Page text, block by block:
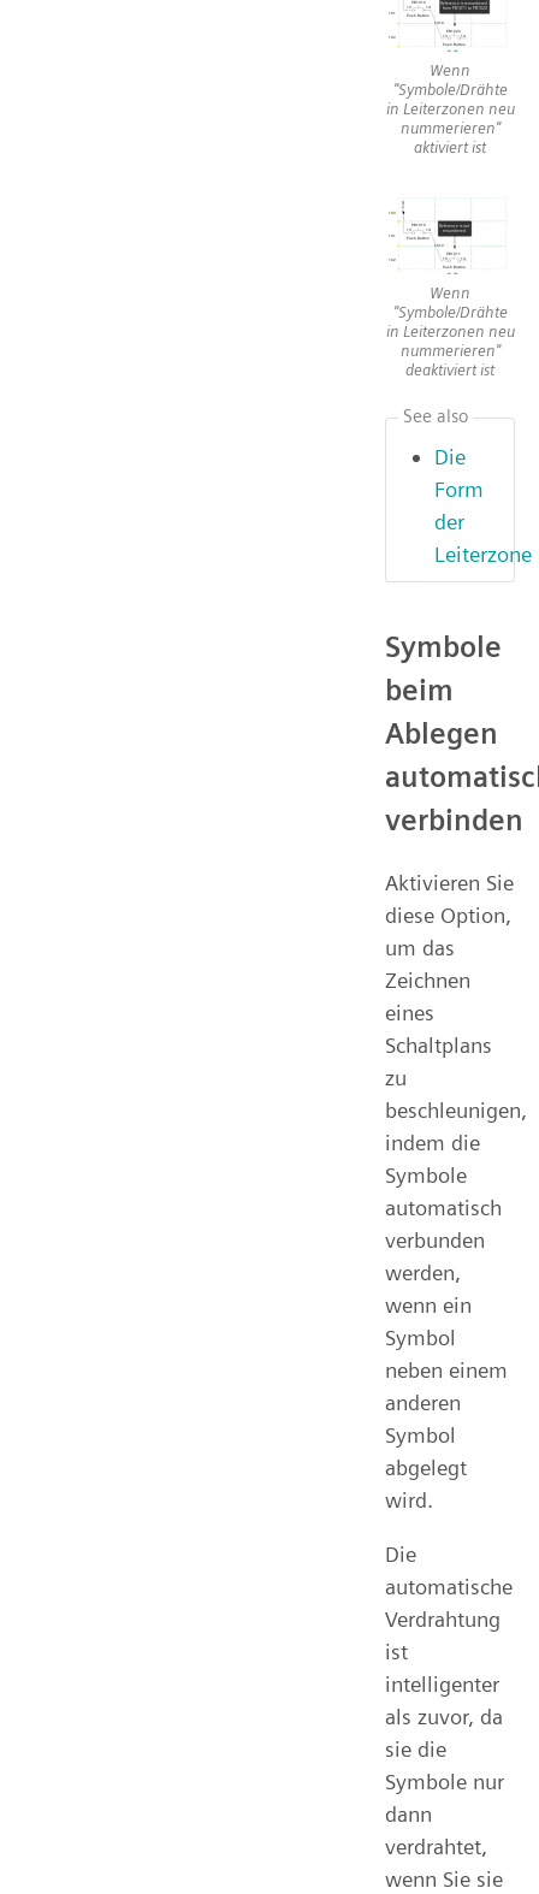
Wenn
"Symbole/Drähte
in Leiterzonen neu
nummerieren"
aktiviert ist
Wenn
"Symbole/Drähte
in Leiterzonen neu
nummerieren"
deaktiviert ist
Die
Form
der
Leiterzone
See also
Symbole
beim
Ablegen
verbinden
Aktivieren Sie
diese Option,
um das
Zeichnen
eines
Schaltplans
zu
beschleunigen,
indem die
Symbole
automatisch
verbunden
werden,
wenn ein
Symbol
neben einem
anderen
Symbol
abgelegt
wird.
Die
automatische
Verdrahtung
ist
intelligenter
als zuvor, da
sie die
Symbole nur
dann
verdrahtet,
wenn Sie sie